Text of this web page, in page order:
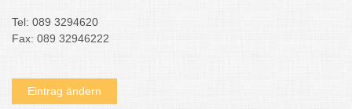
Tel: 089 3294620
Fax: 089 32946222
Eintrag ändern